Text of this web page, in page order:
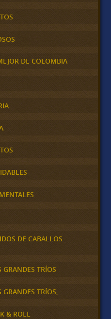
DE COLOMBIA
DE CABALLOS
TRÍOS
TRÍOS,
& ROLL